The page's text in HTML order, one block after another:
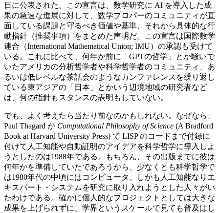
日に公表された。この宣言は、数学研究に AI を導入した成
果の急速な進展に対して、数学プロパーのコミュニティが直
面している課題と守るべき価値や基準、それから具体的な行
動指針（推奨事項）をまとめた声明だ。この宣言は国際数学
連合（International Mathematical Union; IMU）の承認も受けて
いる。これに比べて、何年か前に「GPTの哲学」とか騒いで
いたアメリカの分析哲学者や科学哲学者のコミュニティ、あ
るいは低レベルな茶話会のようなカンファレンスを繰り返し
ている東アジアの「日本」とかいう辺境地域の研究者など
は、何の指針もスタンスの表明もしていない。
でも、よく考えたら当たり前なのかもしれない。なぜなら、
Paul Thagard が Computational Philosophy of Science (A Bradford
Book at Harvard University Press) で LISP のコードまで付録に
付けて人工知能や自動証明のアイデアを科学哲学に導入しよ
うとしたのは1988年である。もちろん、その出版までに彼は
何年かを準備していたであろうから、少なくとも科学哲学で
は1980年代の中頃にはコンピュータ、しかも人工知能なりエ
キスパート・システムを研究に取り入れようとした人々がい
たわけである。確かに個人的なプロジェクトとしては大きな
成果を上げられずに、学界というスケールで見ても普及はし